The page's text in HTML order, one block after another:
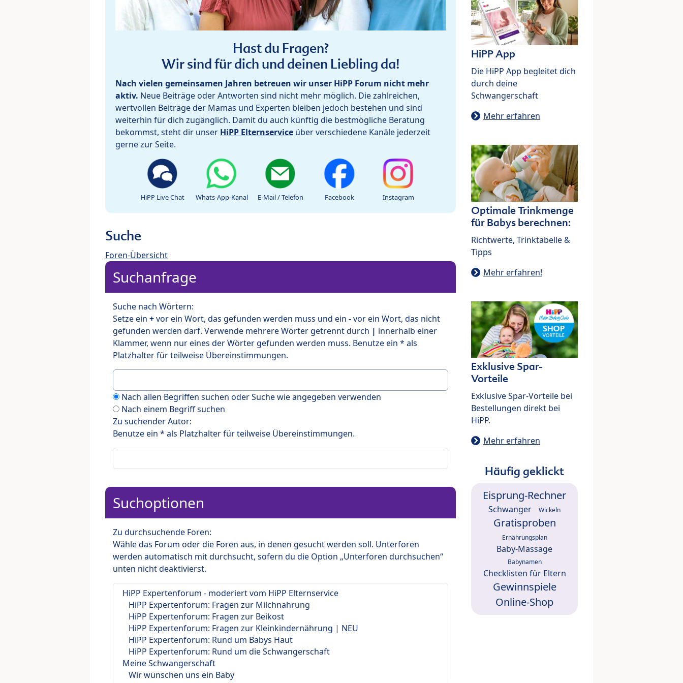
Hast du Fragen?
Wir sind für dich und deinen Liebling da!
Nach vielen gemeinsamen Jahren betreuen wir unser HiPP Forum nicht mehr
aktiv. Neue Beiträge oder Antworten sind nicht mehr möglich. Die zahlreichen,
wertvollen Beiträge der Mamas und Experten bleiben jedoch bestehen und sind
weiterhin für dich zugänglich. Damit du auch künftig die bestmögliche Beratung
bekommst, steht dir unser HiPP Elternservice über verschiedene Kanäle jederzeit
gerne zur Seite.
HiPP Live Chat Whats-App-Kanal E-Mail / Telefon Facebook Instagram
Suche
Foren-Übersicht
Suchanfrage
Suche nach Wörtern:
Setze ein +vor ein Wort, das gefunden werden muss und ein -vor ein Wort, das nicht
gefunden werden darf. Verwende mehrere Wörter getrennt durch | innerhalb einer
Klammer, wenn nur eines der Wörter gefunden werden muss. Benutze ein * als
Platzhalter für teilweise Übereinstimmungen.
Nach allen Begriffen suchen oder Suche wie angegeben verwenden
Nach einem Begriff suchen
Zu suchender Autor:
Benutze ein * als Platzhalter für teilweise Übereinstimmungen.
Suchoptionen
Zu durchsuchende Foren:
Wähle das Forum oder die Foren aus, in denen gesucht werden soll. Unterforen
werden automatisch mit durchsucht, sofern du die Option „Unterforen durchsuchen“
unten nicht deaktivierst.
HiPP App
Die HiPP App begleitet dich
durch deine
Schwangerschaft
Mehr erfahren
Optimale Trinkmenge
für Babys berechnen:
Richtwerte, Trinktabelle &
Tipps
Mehr erfahren!
Exklusive Spar-
Vorteile
Exklusive Spar-Vorteile bei
Bestellungen direkt bei
HiPP.
Mehr erfahren
Häufig geklickt
Eisprung-Rechner
Schwanger Wickeln
Gratisproben
Ernährungsplan
Baby-Massage
Babynamen
Checklisten für Eltern
Gewinnspiele
Online-Shop